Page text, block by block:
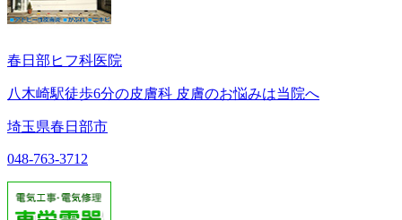
春日部ヒフ科医院
八木崎駅徒歩6分の皮膚科 皮膚のお悩みは当院へ
埼玉県春日部市
048-763-3712